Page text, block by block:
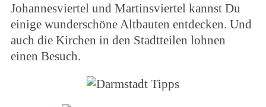
Johannesviertel und Martinsviertel kannst Du
einige wunderschöne Altbauten entdecken. Und
auch die Kirchen in den Stadtteilen lohnen
einen Besuch.